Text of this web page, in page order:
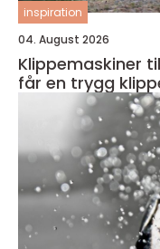
inspiration
04. August 2026
Klippemaskiner til hund slik
får en trygg